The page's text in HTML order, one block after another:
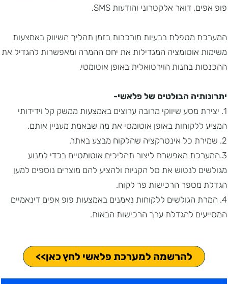
פופ אפים, דואר אלקטרוני והודעות SMS.
המערכת מטפלת בבעיות מורכבות בזמן תהליך השיווק באמצעות
משימות אוטומציה המגדילות את יחס ההמרה ומאפשרות להגדיל את
ההכנסות בחנות הוירטואלית באופן אוטומטי.
יתרונותיה הבולטים של פלאשי-
1. יצירת מסע שיווקי מרובה ערוצים באמצעות ממשק קל וידידותי
המציע ללקוחות באופן אוטומטי את מה שבאמת מעניין אותם.
2. שמירת כל אינטרקציה שהלקוח מבצע באתר.
3.המערכת מאפשרת ליצור תהליכים אוטומטיים בכדי למנוע
מגולשים לנטוש את סל הקניות ולהציע להם מוצרים נוספים למען
הגדלת מספר הרכישות פר לקוח.
4. המרת הגולשים ללקוחות נאמנים באמצעות פופ אפים דינאמיים
המסייעים להגדלת ערך הרכישות הבאות.
להרשמה למערכת פלאשי לחץ כאן>>